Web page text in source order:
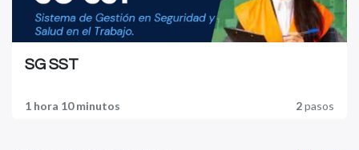
SG SST
1 hora 10 minutos 2pasos